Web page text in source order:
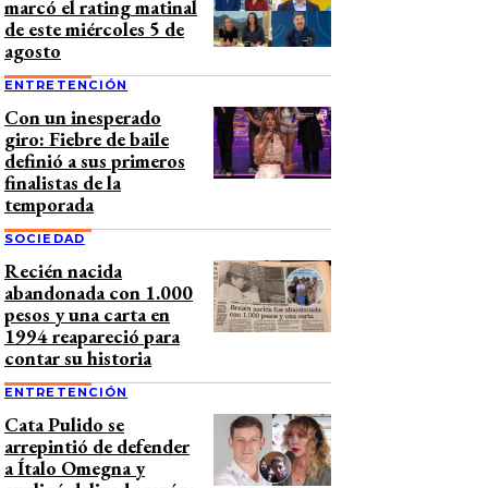
marcó el rating matinal
de este miércoles 5 de
agosto
ENTRETENCIÓN
Con un inesperado
giro: Fiebre de baile
definió a sus primeros
finalistas de la
temporada
SOCIEDAD
Recién nacida
abandonada con 1.000
pesos y una carta en
1994 reapareció para
contar su historia
ENTRETENCIÓN
Cata Pulido se
arrepintió de defender
a Ítalo Omegna y